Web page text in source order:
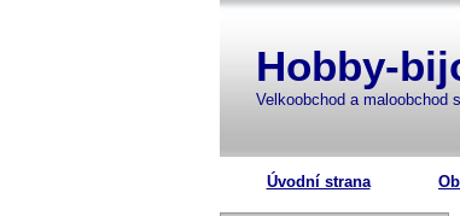
Hobby-
Velkoobchod a maloobchod
Úvodní strana